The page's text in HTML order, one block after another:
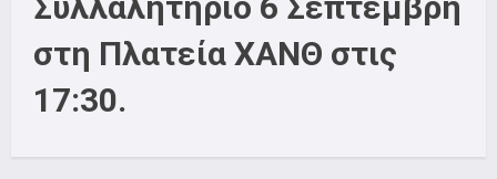
στη Πλατεία ΧΑΝΘ στις
17:30.